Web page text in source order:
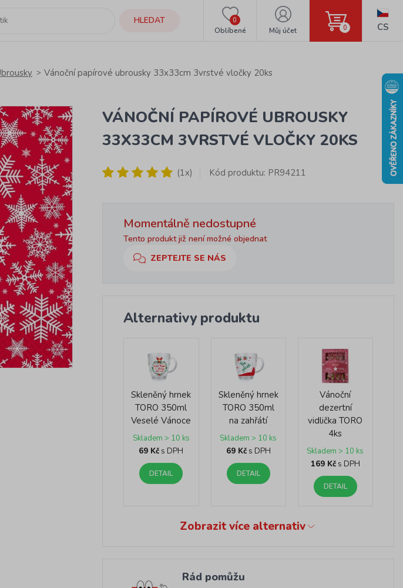
HLEDAT
Oblíbené
0
Můj účet 0 CS
Vánoční papírové ubrousky 33x33cm 3vrstvé vločky 20ks
VÁNOČNÍ PAPÍROVÉ UBROUSKY
33X33CM 3VRSTVÉ VLOČKY 20KS
(1x) Kód produktu: PR94211
Momentálně nedostupné
Tento produkt již není možné objednat
ZEPTEJTE SE NÁS
Alternativy produktu
Skleněný hrnek
TORO 350ml
Veselé Vánoce
Skladem > 10 ks
69 Kč s DPH
DETAIL
Skleněný hrnek
TORO 350ml
na zahřátí
Skladem > 10 ks
69 Kčs DPH
DETAIL
Vánoční
dezertní
vidlička TORO
4ks
Skladem > 10 ks
169 Kčs DPH
DETAIL
Zobrazit více alternativ
Rád pomůžu